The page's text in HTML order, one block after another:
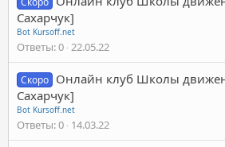
Сахарчук]
Bot Kursoff.net
Ответы 0 22.05.22
Скоро Онлайн клуб Школы
Сахарчук]
Bot Kursoff.net
Ответы 0 14.03.22